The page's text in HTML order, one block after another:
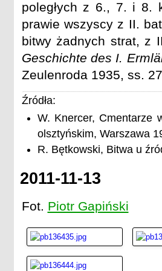
MUSK. A. BRINGMANN
E. CHRUCZINSK
H. DITTICH??
J. GERLACH
W. KOCH
E. KÖHN
E. KORDASS
K. KREBS
O. SCHMITT
H. CHO???
A. MAYER
M. MÄRKER
W. MEWE
KOMMENSEN
H. STELLING
VOM. F. A. R. 73
poległych z 6., 7. i 8.
prawie wszyscy z II.
bitwy żadnych strat, z
Geschichte des I.
Zeulenroda 1935, ss.
Źródła:
W. Knercer, Cmentarze
olsztyńskim, Warszawa
R. Bętkowski, Bitwa u
2011-11-13
Fot. Piotr Gapiński